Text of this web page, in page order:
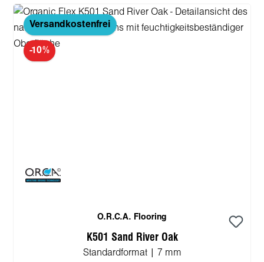
Versandkostenfrei
-10%
O.R.C.A. Flooring
K501 Sand River Oak
Standardformat | 7 mm